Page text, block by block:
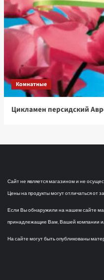
Комнатные
Цикламен персидский
Сайт не является магазином и не
Цены на продукты могут отличаться от
Если Вы обнаружили на нашем сайте
принадлежащие Вам, Вашей компании
На сайте могут быть опубликованы